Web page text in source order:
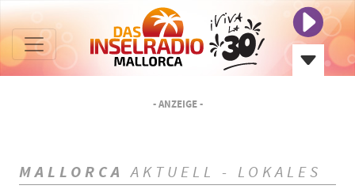
- ANZEIGE -
MALLORCA AKTUELL - LOKALES